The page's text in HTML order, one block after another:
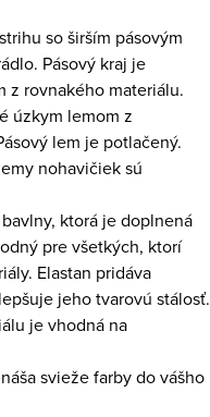
so širším pásovým
Pásový kraj je
z rovnakého materiálu.
úzkym lemom z
lem je potlačený.
nohavičiek sú
ktorá je doplnená
pre všetkých, ktorí
Elastan pridáva
jeho tvarovú stálosť.
je vhodná na
svieže farby do vášho